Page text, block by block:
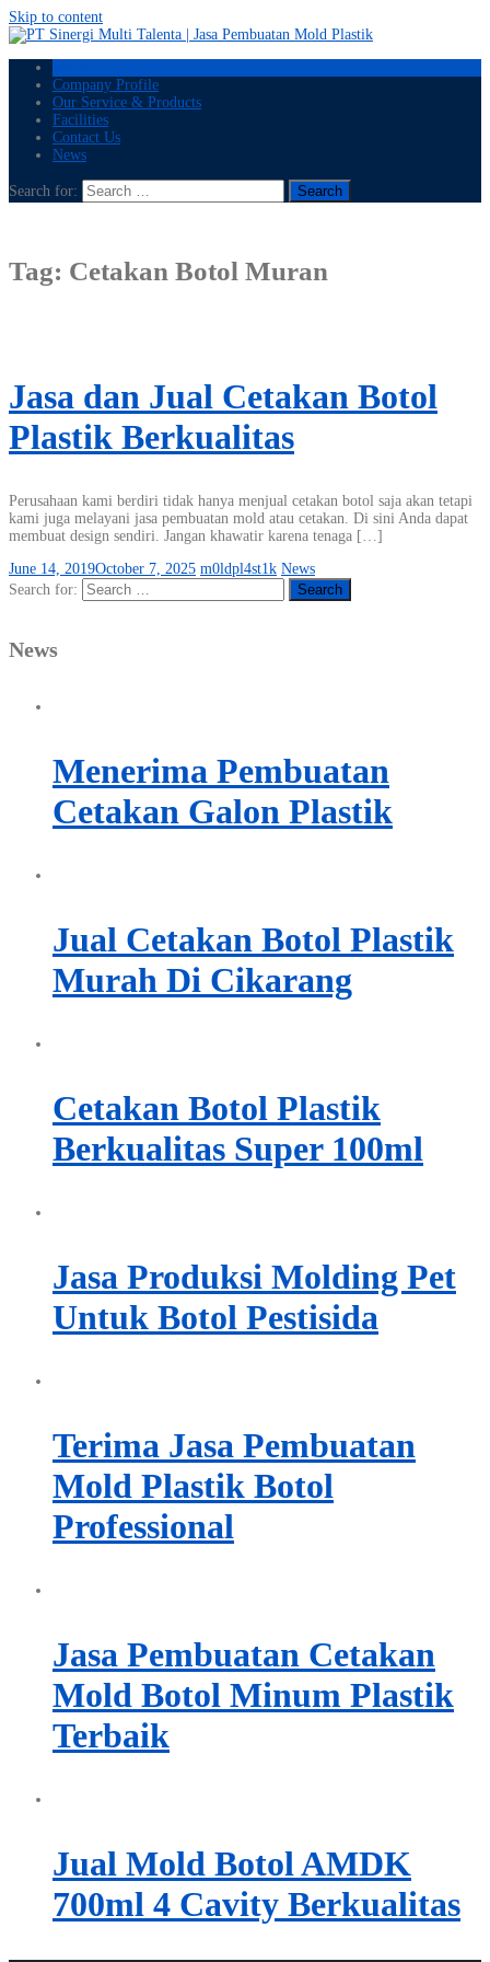
Skip to content
Company Profile
Our Service & Products
Facilities
Contact Us
News
Search for:
Tag: Cetakan Botol Muran
Jasa dan Jual Cetakan Botol
Plastik Berkualitas
Perusahaan kami berdiri tidak hanya menjual cetakan botol saja akan tetapi
kami juga melayani jasa pembuatan mold atau cetakan. Di sini Anda dapat
membuat design sendiri. Jangan khawatir karena tenaga […]
June 14, 2019October 7, 2025 m0ldpl4st1k News
Search for:
News
Menerima Pembuatan
Cetakan Galon Plastik
Jual Cetakan Botol Plastik
Murah Di Cikarang
Cetakan Botol Plastik
Berkualitas Super 100ml
Jasa Produksi Molding Pet
Untuk Botol Pestisida
Terima Jasa Pembuatan
Mold Plastik Botol
Professional
Jasa Pembuatan Cetakan
Mold Botol Minum Plastik
Terbaik
Jual Mold Botol AMDK
700ml 4 Cavity Berkualitas